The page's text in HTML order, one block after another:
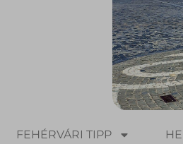
FEHÉRVÁRI TIPP